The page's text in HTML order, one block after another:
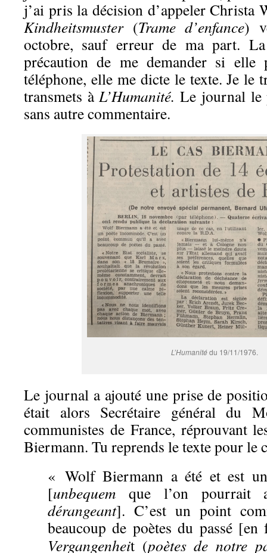
j’ai pris la décision d’appeler Christa
Kindheitsmuster(Trame d’enfance)
octobre, sauf erreur de ma part.
précaution de me demander si elle
téléphone, elle me dicte le texte. Je le
transmets à L’Humanité. Le journal le
sans autre commentaire.
L’Humanitédu 19/11/1976.
Le journal a ajouté une prise de
était alors Secrétaire général du
communistes de France, réprouvant
Biermann. Tu reprends le texte pour le
« Wolf Biermann a été et est
[unbequem que l’on pourrait
dérangeant]. C’est un point
beaucoup de poètes du passé
Vergangenheit (poètes de notre